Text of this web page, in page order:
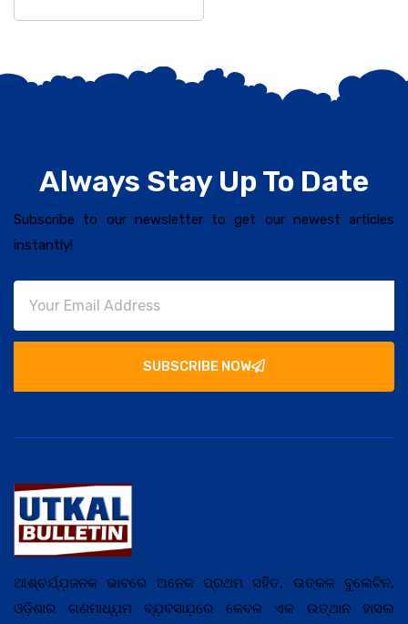
Always Stay Up To Date
Subscribe to our newsletter to get our newest articles
instantly!
SUBSCRIBE NOW
ଆଶ୍ଚର୍ଯ୍ଯ଼ଜନକ ଭାବରେ ଅନେକ ପ୍ରଥମ ସହିତ, ଉତ୍କଳ ବୁଲେଟିନ,
ଓଡ଼ିଶାର ଗଣମାଧ୍ଯ଼ମ ବ୍ଯ଼ବସାଯ଼ରେ କେବଳ ଏକ ଉତ୍ଥାନ ହାସଲ